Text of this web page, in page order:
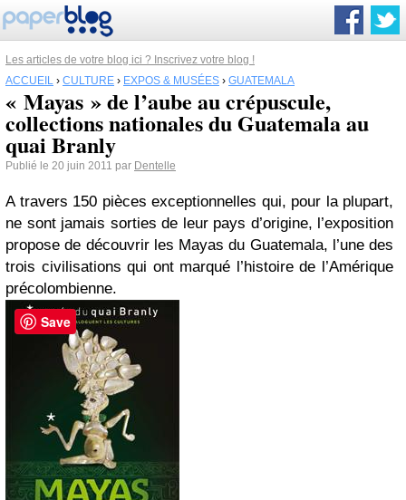
Les articles de votre blog ici ? Inscrivez votre blog !
ACCUEIL › CULTURE › EXPOS & MUSÉES › GUATEMALA
« Mayas » de l’aube au crépuscule,
collections nationales du Guatemala au
quai Branly
Publié le 20 juin 2011 par Dentelle
A travers 150 pièces exceptionnelles qui, pour la plupart,
ne sont jamais sorties de leur pays d’origine, l’exposition
propose de découvrir les Mayas du Guatemala, l’une des
trois civilisations qui ont marqué l’histoire de l’Amérique
précolombienne.
Save